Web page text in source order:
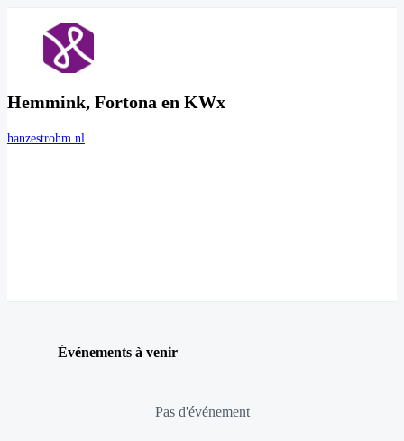
Hemmink, Fortona en KWx
hanzestrohm.nl
Événements à venir
Pas d'événement